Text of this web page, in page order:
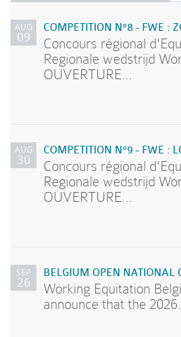
AUG
09
COMPETITION N°8 - FWE :
Concours régional
Regionale wedstrijd
OUVERTURE...
AUG
30
COMPETITION N°9 - FWE :
Concours régional
Regionale wedstrijd
OUVERTURE...
SEP
26
BELGIUM OPEN NATIONAL
Working Equitation
announce that the